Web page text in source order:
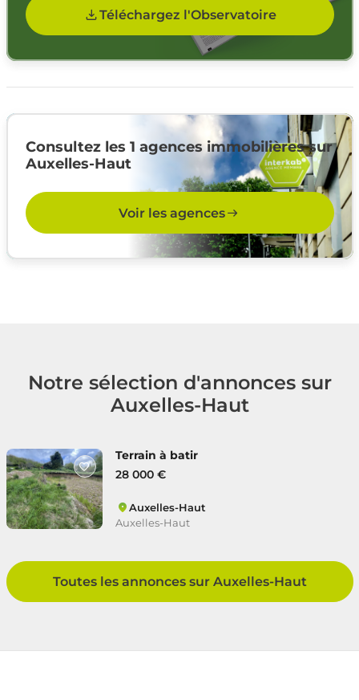
Téléchargez l'Observatoire
Consultez les 1 agences immobilières sur
Auxelles-Haut
Voir les agences
Notre sélection d'annonces sur
Auxelles-Haut
Terrain à batir
28 000 €
Auxelles-Haut
Auxelles-Haut
Toutes les annonces sur Auxelles-Haut